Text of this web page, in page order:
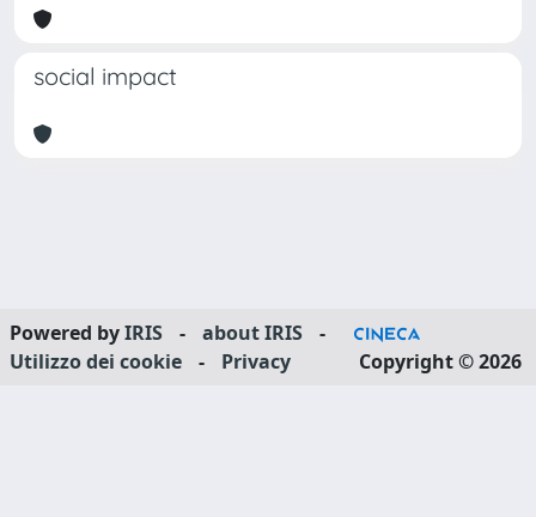
social impact
Powered byIRIS - about IRIS
-
Utilizzo dei cookie
- Privacy Copyright © 2026